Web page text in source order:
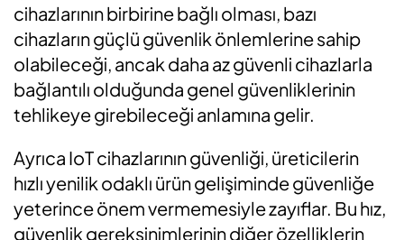
cihazlarının birbirine bağlı olması, bazı
cihazların güçlü güvenlik önlemlerine sahip
olabileceği, ancak daha az güvenli cihazlarla
bağlantılı olduğunda genel güvenliklerinin
tehlikeye girebileceği anlamına gelir.
Ayrıca IoT cihazlarının güvenliği, üreticilerin
hızlı yenilik odaklı ürün gelişiminde güvenliğe
yeterince önem vermemesiyle zayıflar. Bu hız,
güvenlik gereksinimlerinin diğer özelliklerin